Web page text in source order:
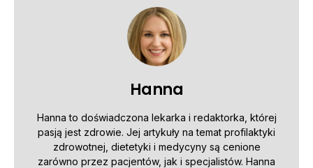
Hanna
Hanna to doświadczona lekarka i redaktorka, której
pasją jest zdrowie. Jej artykuły na temat profilaktyki
zdrowotnej, dietetyki i medycyny są cenione
zarówno przez pacjentów, jak i specjalistów. Hanna